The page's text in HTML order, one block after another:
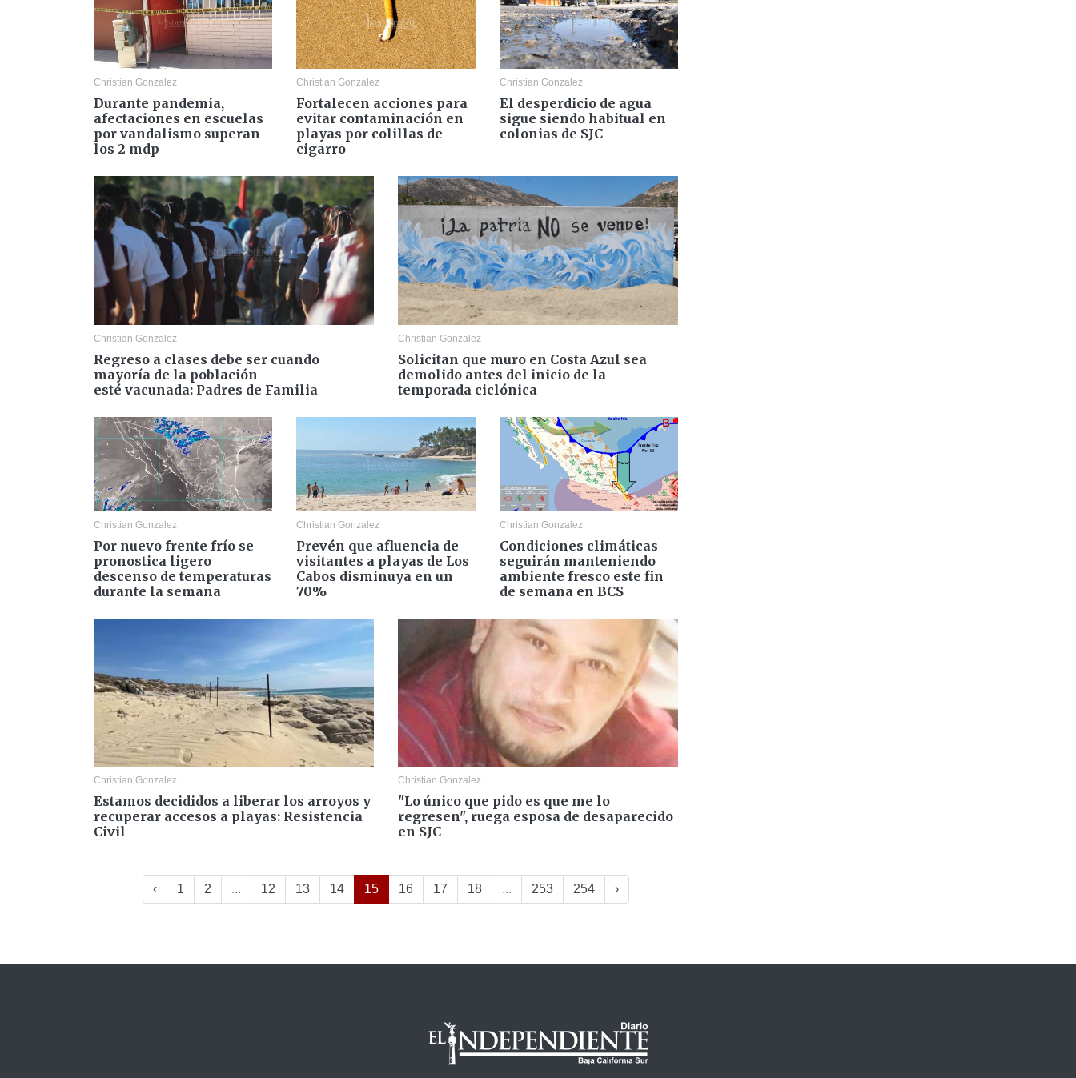
Christian Gonzalez
Durante pandemia,
afectaciones en escuelas
por vandalismo superan
los 2 mdp
Christian Gonzalez
Fortalecen acciones para
evitar contaminación en
playas por colillas de
cigarro
Christian Gonzalez
El desperdicio de agua
sigue siendo habitual en
colonias de SJC
Christian Gonzalez
Regreso a clases debe ser cuando
mayoría de la población
esté vacunada: Padres de Familia
Christian Gonzalez
Solicitan que muro en Costa Azul sea
demolido antes del inicio de la
temporada ciclónica
Christian Gonzalez
Por nuevo frente frío se
pronostica ligero
descenso de temperaturas
durante la semana
Christian Gonzalez
Prevén que afluencia de
visitantes a playas de Los
Cabos disminuya en un
70%
Christian Gonzalez
Condiciones climáticas
seguirán manteniendo
ambiente fresco este fin
de semana en BCS
Christian Gonzalez
Estamos decididos a liberar los arroyos y
recuperar accesos a playas: Resistencia
Civil
Christian Gonzalez
"Lo único que pido es que me lo
regresen", ruega esposa de desaparecido
en SJC
‹ 1 2 ... 12 13 14 15 16 17 18 ... 253 254 ›